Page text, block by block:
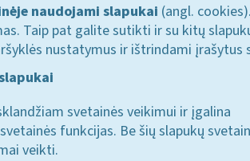
naudojami slapukai (angl.
Taip pat galite sutikti ir su kitų
nustatymus ir ištrindami įrašytus
svetainės veikimui ir įgalina
funkcijas. Be šių slapukų
veikti.